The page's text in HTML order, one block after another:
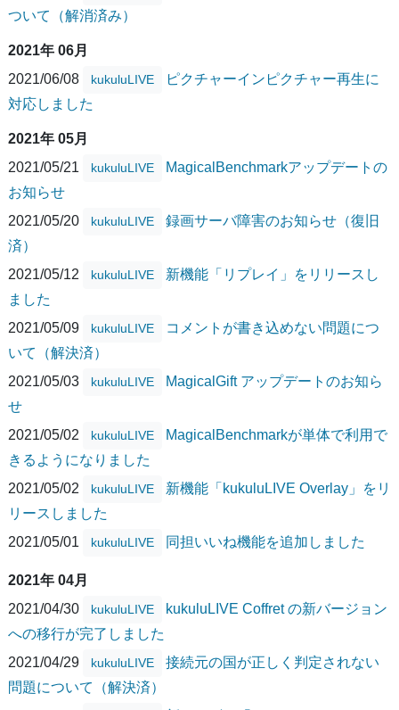
ついて（解消済み）
2021年 06月
2021/06/08
kukuluLIVE
ピクチャーインピクチャー再生に
対応しました
2021年 05月
2021/05/21
kukuluLIVE
MagicalBenchmarkアップデートの
お知らせ
2021/05/20
kukuluLIVE
録画サーバ障害のお知らせ（復旧
済）
2021/05/12
kukuluLIVE
新機能「リプレイ」をリリースし
ました
2021/05/09
kukuluLIVE
コメントが書き込めない問題につ
いて（解決済）
2021/05/03
kukuluLIVE
MagicalGift アップデートのお知ら
せ
2021/05/02
kukuluLIVE
MagicalBenchmarkが単体で利用で
きるようになりました
2021/05/02
kukuluLIVE
新機能「kukuluLIVE Overlay」をリ
リースしました
2021/05/01
kukuluLIVE 同担いいね機能を追加しました
2021年 04月
2021/04/30
kukuluLIVE
kukuluLIVE Coffret の新バージョン
への移行が完了しました
2021/04/29
kukuluLIVE
接続元の国が正しく判定されない
問題について（解決済）